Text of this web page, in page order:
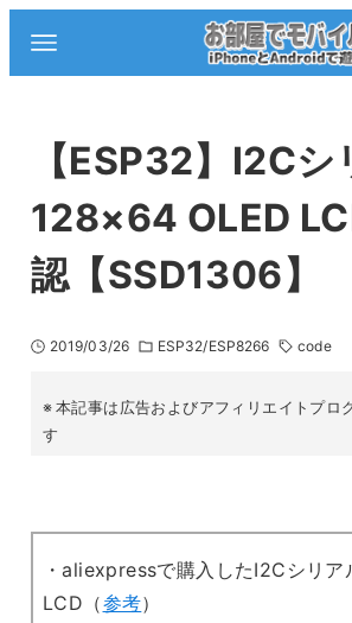
【ESP32】I2C
128×64 OLED
認【SSD1306】
2019/03/26 ESP32/ESP8266 code
本記事は広告およびアフィリエイトプロ
す
・aliexpressで購入したI2Cシリ
LCD（参考）